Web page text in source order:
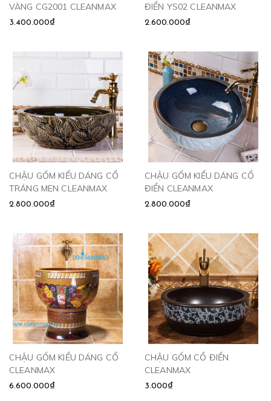
VÀNG CG2001 CLEANMAX
3.400.000₫
ĐIỂN YS02 CLEANMAX
2.600.000₫
CHẬU GỐM KIỂU DÁNG CỔ
TRÁNG MEN CLEANMAX
2.800.000₫
CHẬU GỐM KIỂU DÁNG CỔ
ĐIỂN CLEANMAX
2.800.000₫
CHẬU GỐM KIỂU DÁNG CỔ
CLEANMAX
6.600.000₫
CHẬU GỐM CỔ ĐIỂN
CLEANMAX
3.000₫